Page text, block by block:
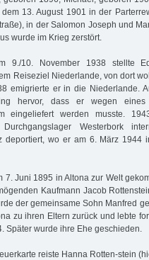
13. August 1901 in der
in der Salomon Joseph und
wurde im Krieg zerstört.
9./10. November 1938 stellte
Reiseziel Niederlande, von dort
emigrierte er in die Niederlande.
hervor, dass er wegen
eingeliefert werden musste.
Westerbork
deportiert, wo er am 6. März 1944
7. Juni 1895 in Altona zur Welt
Kaufmann Jacob
der gemeinsame Sohn Manfred
zu ihren Eltern zurück und lebte
Später wurde ihre Ehe geschieden.
reiste Hanna Rotten-stein